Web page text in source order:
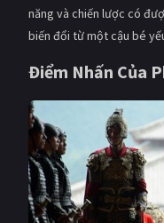
BLOG
năng và chiến lược có
biến đổi từ một cậu bé
Điểm Nhấn Của